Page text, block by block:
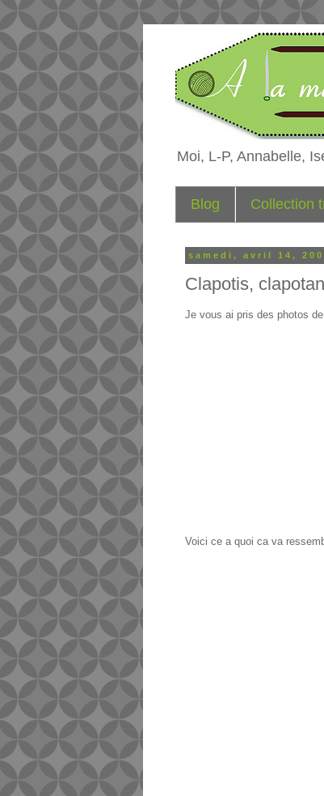
Moi, L-P, Annabelle,
Blog Collection
samedi, avril 14,
Clapotis,
Je vous ai pris des photos
Voici ce a quoi ca va